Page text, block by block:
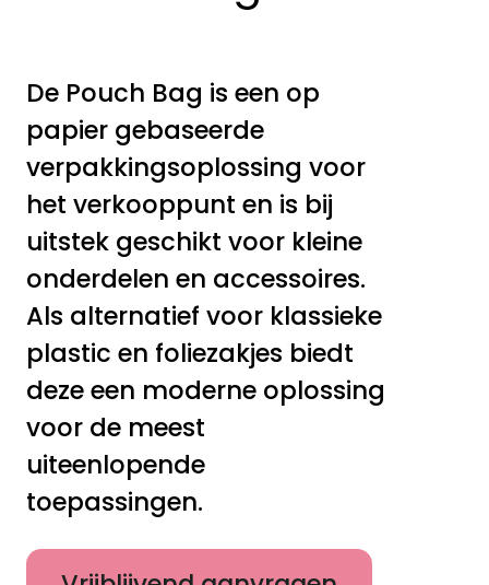
De Pouch Bag is een op
papier gebaseerde
verpakkingsoplossing voor
het verkooppunt en is bij
uitstek geschikt voor kleine
onderdelen en accessoires.
Als alternatief voor klassieke
plastic en foliezakjes biedt
deze een moderne oplossing
voor de meest
uiteenlopende
toepassingen.